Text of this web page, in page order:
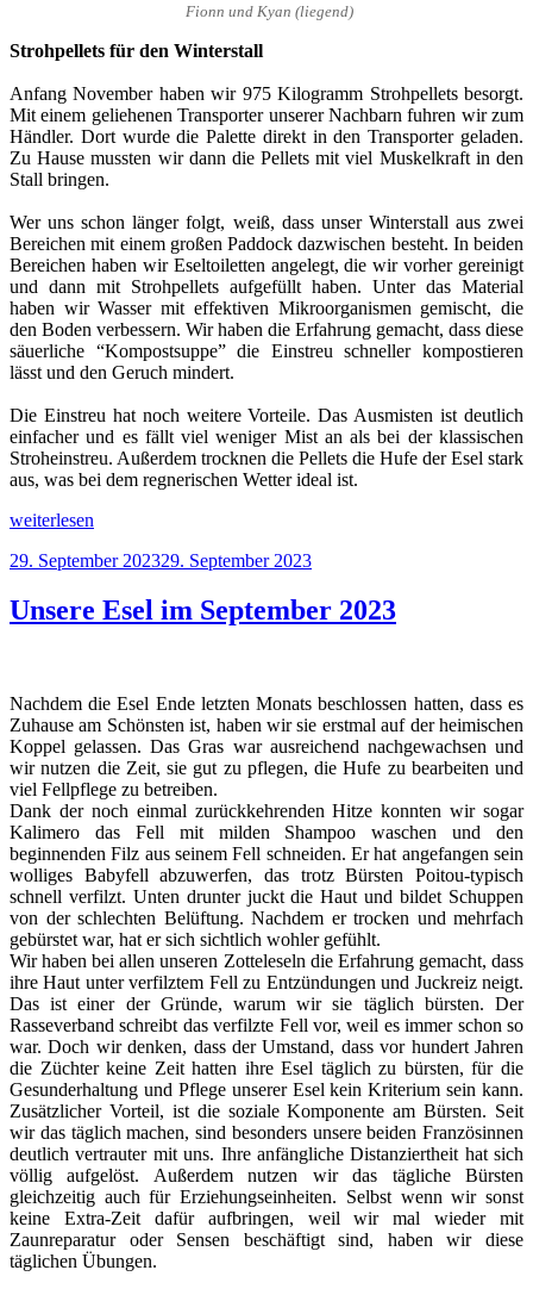
Fionn und Kyan (liegend)
Strohpellets für den Winterstall
Anfang November haben wir 975 Kilogramm Strohpellets besorgt.
Mit einem geliehenen Transporter unserer Nachbarn fuhren wir zum
Händler. Dort wurde die Palette direkt in den Transporter geladen.
Zu Hause mussten wir dann die Pellets mit viel Muskelkraft in den
Stall bringen.
Wer uns schon länger folgt, weiß, dass unser Winterstall aus zwei
Bereichen mit einem großen Paddock dazwischen besteht. In beiden
Bereichen haben wir Eseltoiletten angelegt, die wir vorher gereinigt
und dann mit Strohpellets aufgefüllt haben. Unter das Material
haben wir Wasser mit effektiven Mikroorganismen gemischt, die
den Boden verbessern. Wir haben die Erfahrung gemacht, dass diese
säuerliche “Kompostsuppe” die Einstreu schneller kompostieren
lässt und den Geruch mindert.
Die Einstreu hat noch weitere Vorteile. Das Ausmisten ist deutlich
einfacher und es fällt viel weniger Mist an als bei der klassischen
Stroheinstreu. Außerdem trocknen die Pellets die Hufe der Esel stark
aus, was bei dem regnerischen Wetter ideal ist.
„Unsere
im
2023“
weiterlesen
Veröffentlicht
29. September 202329. September 2023
Unsere Esel im September 2023
Nachdem die Esel Ende letzten Monats beschlossen hatten, dass es
Zuhause am Schönsten ist, haben wir sie erstmal auf der heimischen
Koppel gelassen. Das Gras war ausreichend nachgewachsen und
wir nutzen die Zeit, sie gut zu pflegen, die Hufe zu bearbeiten und
viel Fellpflege zu betreiben.
Dank der noch einmal zurückkehrenden Hitze konnten wir sogar
Kalimero das Fell mit milden Shampoo waschen und den
beginnenden Filz aus seinem Fell schneiden. Er hat angefangen sein
wolliges Babyfell abzuwerfen, das trotz Bürsten Poitou-typisch
schnell verfilzt. Unten drunter juckt die Haut und bildet Schuppen
von der schlechten Belüftung. Nachdem er trocken und mehrfach
gebürstet war, hat er sich sichtlich wohler gefühlt.
Wir haben bei allen unseren Zotteleseln die Erfahrung gemacht, dass
ihre Haut unter verfilztem Fell zu Entzündungen und Juckreiz neigt.
Das ist einer der Gründe, warum wir sie täglich bürsten. Der
Rasseverband schreibt das verfilzte Fell vor, weil es immer schon so
war. Doch wir denken, dass der Umstand, dass vor hundert Jahren
die Züchter keine Zeit hatten ihre Esel täglich zu bürsten, für die
Gesunderhaltung und Pflege unserer Esel kein Kriterium sein kann.
Zusätzlicher Vorteil, ist die soziale Komponente am Bürsten. Seit
wir das täglich machen, sind besonders unsere beiden Französinnen
deutlich vertrauter mit uns. Ihre anfängliche Distanziertheit hat sich
völlig aufgelöst. Außerdem nutzen wir das tägliche Bürsten
gleichzeitig auch für Erziehungseinheiten. Selbst wenn wir sonst
keine Extra-Zeit dafür aufbringen, weil wir mal wieder mit
Zaunreparatur oder Sensen beschäftigt sind, haben wir diese
täglichen Übungen.